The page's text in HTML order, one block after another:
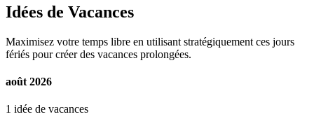
Idées de Vacances
Maximisez votre temps libre en utilisant stratégiquement ces jours
fériés pour créer des vacances prolongées.
août 2026
1 idée de vacances